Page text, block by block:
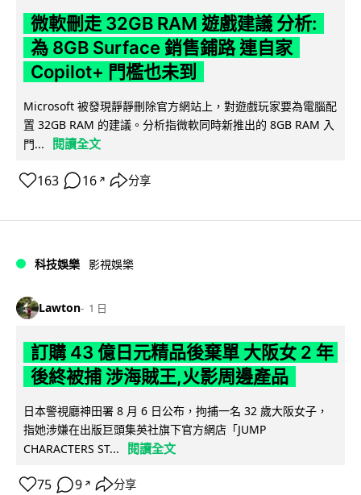
微軟刪走 32GB RAM 遊戲建議 分析:
為 8GB Surface 銷售鋪路 連自家
Copilot+ 門檻也未到
Microsoft 被發現靜靜刪除官方網站上，對遊戲玩家要為電腦配
置 32GB RAM 的建議。分析指微軟同時新推出的 8GB RAM 入
門...
閱讀全文
163 16 ↗ 分享
科技娛樂 影視娛樂
Lawton 1 日
訂購 43 億日元精品後棄單 大阪女 2 年
後終被捕 涉海賊王,火影周邊產品
日本警視廳神田署 8 月 6 日公布，拘捕一名 32 歲大阪女子，
指她涉嫌在出版巨頭集英社旗下官方網店「JUMP
CHARACTERS ST...
閱讀全文
75 9 ↗ 分享